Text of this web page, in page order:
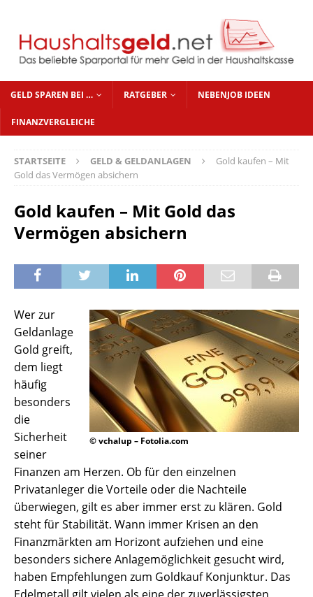
GELD SPAREN BEI … RATGEBER NEBENJOB IDEEN
FINANZVERGLEICHE
STARTSEITE GELD & GELDANLAGEN
Gold kaufen – Mit
Gold das Vermögen absichern
Gold kaufen – Mit Gold das
Vermögen absichern
© vchalup – Fotolia.com
Wer zur
Geldanlage
Gold greift,
dem liegt
häufig
besonders
die
Sicherheit
seiner
Finanzen am Herzen. Ob für den einzelnen
Privatanleger die Vorteile oder die Nachteile
überwiegen, gilt es aber immer erst zu klären. Gold
steht für Stabilität. Wann immer Krisen an den
Finanzmärkten am Horizont aufziehen und eine
besonders sichere Anlagemöglichkeit gesucht wird,
haben Empfehlungen zum Goldkauf Konjunktur. Das